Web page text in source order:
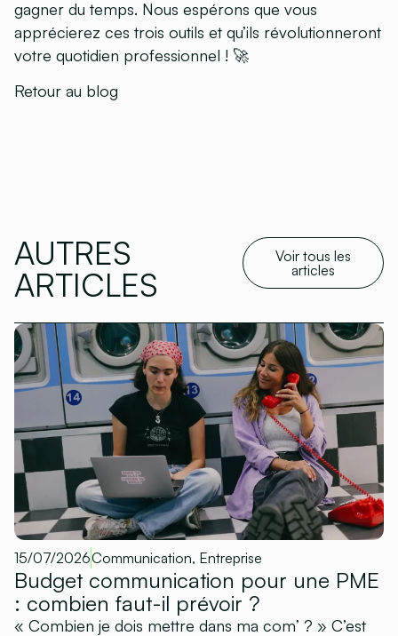
gagner du temps. Nous espérons que vous
apprécierez ces trois outils et qu’ils révolutionneront
votre quotidien professionnel ! 🚀
Retour au blog
AUTRES
ARTICLES
Voir tous les
articles
15/07/2026Communication, Entreprise
Budget communication pour une PME
: combien faut-il prévoir ?
« Combien je dois mettre dans ma com’ ? » C’est